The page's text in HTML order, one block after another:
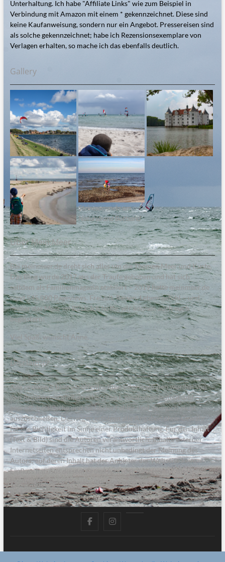
Unterhaltung. Ich habe "Affiliate Links" wie zum Beispiel in
Verbindung mit Amazon mit einem * gekennzeichnet. Diese sind
keine Kaufanweisung, sondern nur ein Angebot. Pressereisen sind
als solche gekennzeichnet; habe ich Rezensionsexemplare von
Verlagen erhalten, so mache ich das ebenfalls deutlich.
Gallery
Steinesammeln am
Naturstrand Bottsand
Über Mein:Meer
Bei meinmeer.de dreht sich alles um die Themen Meer und Küste.
Das Blog wurde 2017 aus der Traufe gehoben und hat sich
seitdem als Familienmagazin etabliert – 2019 hatte meinmeer.de
rund 545.000 Pageviews. Freizeit, Reisen, Lebensgefühl – und
immer das Meer im Blick. Ich hoffe, wir können auch euch
begeistern!
Viel Spaß, wünscht Anne.
Disclaimer
Alle in diesem Blog veröffentlichten Informationen wurden von
den Autoren sorgfältig recherchiert, zusammengestellt und
geprüft. Inhaltliche und sachliche Fehler sind dennoch nicht
auszuschließen. Deswegen erfolgen alle Angaben ohne Gewähr
für die Richtigkeit im Sinne einer Produkthaftung. Für den Inhalt
(Text & Bild) sind die Autoren verantwortlich; Inhalte externer
Internetseiten entsprechen nicht unbedingt der Meinung des
Autors; auf deren Inhalt hat der Anbieter der Webseite keinen
Einfluss hat. Aus diesem Grund kann der Anbieter für diese
Inhalte auch keine Gewähr übernehmen.
facebookinstagram